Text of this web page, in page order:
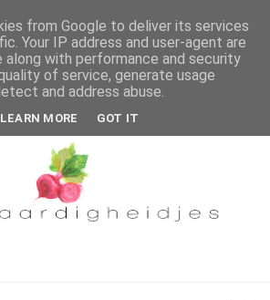
from Google to deliver its services
Your IP address and user-agent are
along with performance and security
of service, generate usage
and address abuse.
LEARN MORE GOT IT